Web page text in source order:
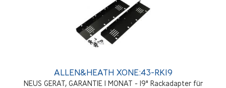
ALLEN&HEATH XONE:43-RK19
NEUS GERAT, GARANTIE 1 MONAT - 19" Rackadapter für